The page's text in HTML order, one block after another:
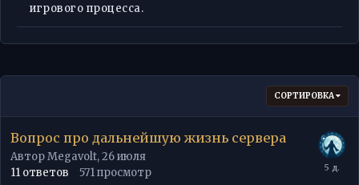
игрового процесса.
СОРТИРОВКА
Вопрос про дальнейшую жизнь сервера
АвторMegavolt,26 июля
11 ответов 571просмотр